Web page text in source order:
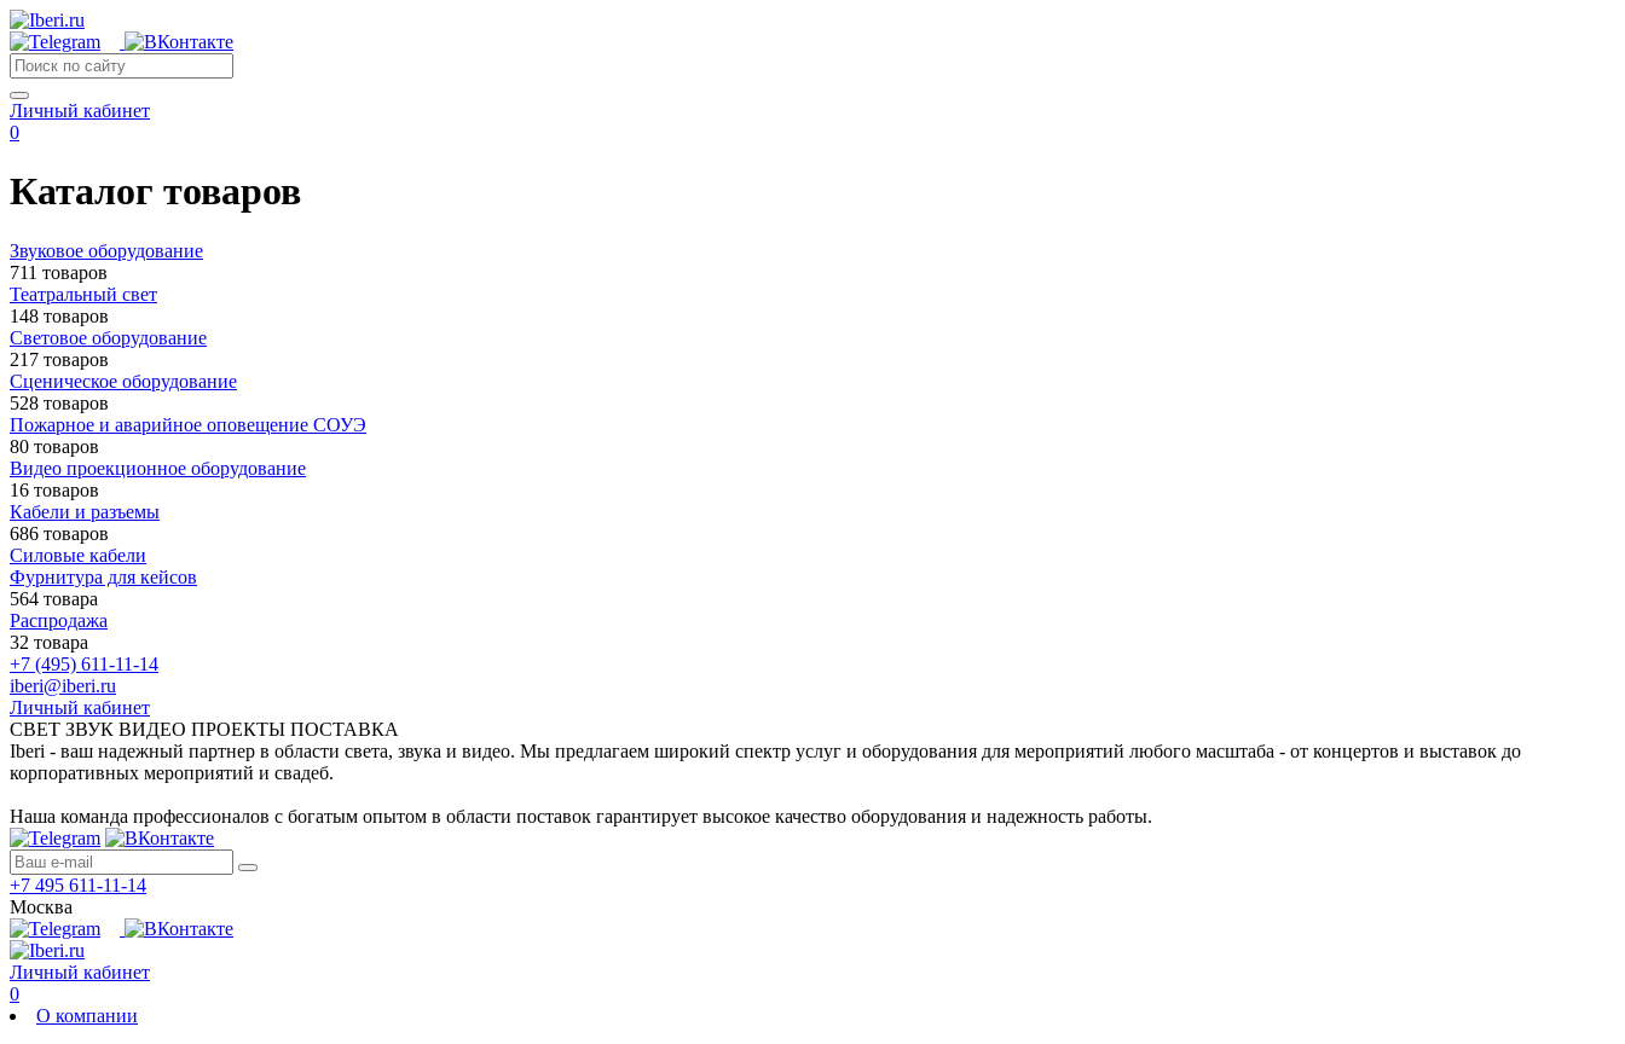
Личный кабинет
0
Каталог товаров
Звуковое оборудование
711 товаров
Театральный свет
148 товаров
Световое оборудование
217 товаров
Сценическое оборудование
528 товаров
Пожарное и аварийное оповещение СОУЭ
80 товаров
Видео проекционное оборудование
16 товаров
Кабели и разъемы
686 товаров
Силовые кабели
Фурнитура для кейсов
564 товара
Распродажа
32 товара
+7 (495) 611-11-14
iberi@iberi.ru
Личный кабинет
СВЕТ ЗВУК ВИДЕО ПРОЕКТЫ ПОСТАВКА
Iberi - ваш надежный партнер в области света, звука и видео. Мы предлагаем широкий спектр услуг и оборудования для мероприятий любого масштаба - от концертов и выставок до
корпоративных мероприятий и свадеб.
Наша команда профессионалов с богатым опытом в области поставок гарантирует высокое качество оборудования и надежность работы.
+7 495 611-11-14
Москва
Личный кабинет
0
О компании